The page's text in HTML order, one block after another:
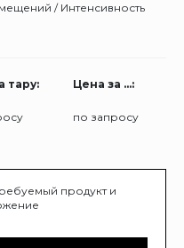
/ Интенсивность
тару: Цена за ...:
по запросу
продукт и